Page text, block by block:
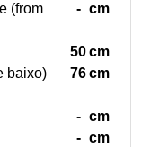
(from
- cm
50cm
baixo)
76cm
- cm
- cm